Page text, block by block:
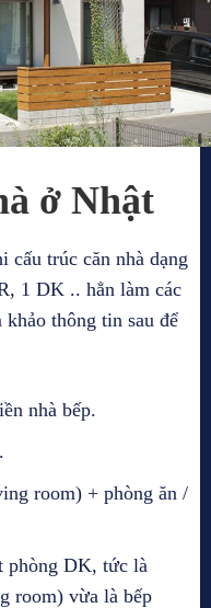
ở Nhật
cấu trúc căn nhà dạng
1 DK .. hẳn làm các
khảo thông tin sau để
nhà bếp.
room) + phòng ăn /
phòng DK, tức là
room) vừa là bếp